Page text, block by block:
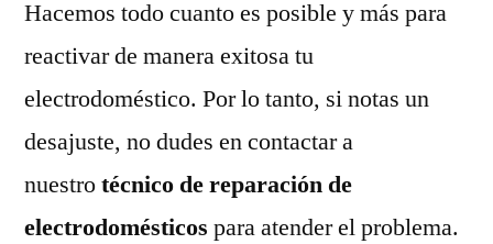
Hacemos todo cuanto es posible y más para
reactivar de manera exitosa tu
electrodoméstico. Por lo tanto, si notas un
desajuste, no dudes en contactar a
nuestrotécnico de reparación de
electrodomésticos para atender el problema.